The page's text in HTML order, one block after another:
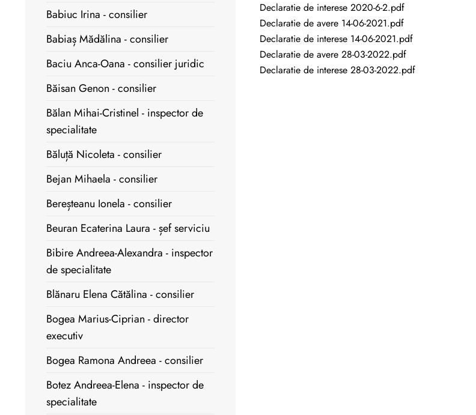
Declaratie de interese 2020-6-2.pdf
Declaratie de avere 14-06-2021.pdf
Declaratie de interese 14-06-2021.pdf
Declaratie de avere 28-03-2022.pdf
Declaratie de interese 28-03-2022.pdf
Babiuc Irina - consilier
Babiaș Mădălina - consilier
Baciu Anca-Oana - consilier juridic
Băisan Genon - consilier
Bălan Mihai-Cristinel - inspector de
specialitate
Băluță Nicoleta - consilier
Bejan Mihaela - consilier
Bereșteanu Ionela - consilier
Beuran Ecaterina Laura - șef serviciu
Bibire Andreea-Alexandra - inspector
de specialitate
Blănaru Elena Cătălina - consilier
Bogea Marius-Ciprian - director
executiv
Bogea Ramona Andreea - consilier
Botez Andreea-Elena - inspector de
specialitate